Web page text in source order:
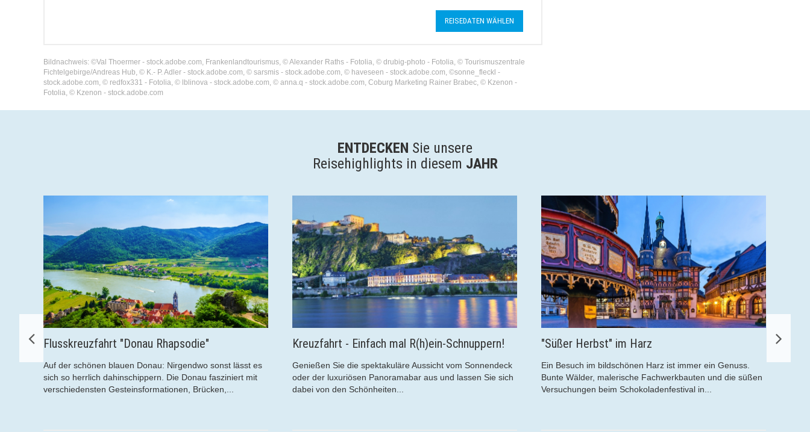
REISEDATEN WÄHLEN
Bildnachweis: ©Val Thoermer - stock.adobe.com, Frankenlandtourismus, © Alexander Raths - Fotolia, © drubig-photo - Fotolia, © Tourismuszentrale
Fichtelgebirge/Andreas Hub, © K.- P. Adler - stock.adobe.com, © sarsmis - stock.adobe.com, © haveseen - stock.adobe.com, ©sonne_fleckl -
stock.adobe.com, © redfox331 - Fotolia, © lblinova - stock.adobe.com, © anna.q - stock.adobe.com, Coburg Marketing Rainer Brabec, © Kzenon -
Fotolia, © Kzenon - stock.adobe.com
ENTDECKEN Sie unsere
Reisehighlights in diesem JAHR
"Donau Rhapsodie"
blauen Donau: Nirgendwo sonst lässt es
dahinschippern. Die Donau fasziniert mit
Gesteinsformationen, Brücken,...
Kreuzfahrt - Einfach mal R(h)ein-Schnuppern!
Genießen Sie die spektakuläre Aussicht vom Sonnendeck
oder der luxuriösen Panoramabar aus und lassen Sie sich
dabei von den Schönheiten...
"Süßer Herbst" im Harz
Ein Besuch im bildschönen Harz ist immer ein Genuss.
Bunte Wälder, malerische Fachwerkbauten und die süßen
Versuchungen beim Schokoladenfestival in...
Malerisches
Das Baltikum zählt zu